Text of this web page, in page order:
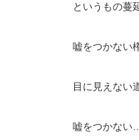
というもの蔓
嘘をつかない
目に見えない
嘘をつかない